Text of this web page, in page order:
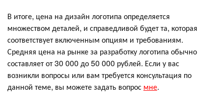
В итоге, цена на дизайн логотипа определяется
множеством деталей, и справедливой будет та, которая
соответствует включенным опциям и требованиям.
Средняя цена на рынке за разработку логотипа обычно
составляет от 30 000 до 50 000 рублей. Если у вас
возникли вопросы или вам требуется консультация по
данной теме, вы можете задать вопрос мне.